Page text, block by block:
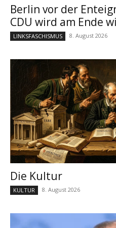
Berlin vor der
CDU wird am Ende
LINKSFASCHISMUS 8. August 2026
Die Kultur
KULTUR 8. August 2026